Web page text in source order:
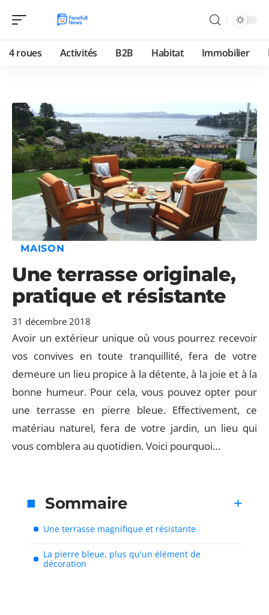
4 roues Activités B2B Habitat Immobilier
MAISON
Une terrasse originale,
pratique et résistante
31 décembre 2018
Avoir un extérieur unique où vous pourrez recevoir
vos convives en toute tranquillité, fera de votre
demeure un lieu propice à la détente, à la joie et à la
bonne humeur. Pour cela, vous pouvez opter pour
une terrasse en pierre bleue. Effectivement, ce
matériau naturel, fera de votre jardin, un lieu qui
vous comblera au quotidien. Voici pourquoi…
Sommaire
Une terrasse magnifique et résistante
La pierre bleue, plus qu'un élément de
décoration